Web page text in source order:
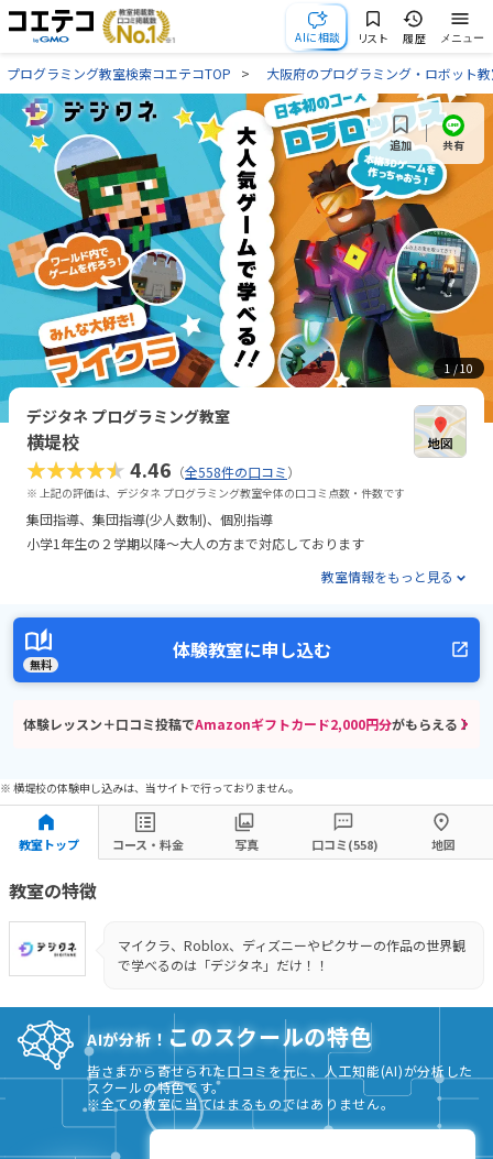
AIに相談 リスト 履歴 メニュー
プログラミング教室検索コエテコTOP 大阪府のプログラミング・ロボット
1 / 10
追加 共有
デジタネ プログラミング教室
横堤校
★★★★★4.46 （全558件の口コミ）
※ 上記の評価は、デジタネ プログラミング教室全体の口コミ点数・件数です
集団指導 集団指導(少人数制)
個別指導
小学1年生の２学期以降～大人の方まで対応しております
教室情報をもっと見る
無料
体験教室に申し込む
体験レッスン＋口コミ投稿でAmazonギフトカード2,000円分がもらえる！
※ 横堤校の体験申し込みは、当サイトで行っておりません。
教室トップ コース・料金 写真 口コミ(558) 地図
教室の特徴
マイクラ、Roblox、ディズニーやピクサーの作品の世界観
で学べるのは「デジタネ」だけ！！
AIが分析！ このスクールの特色
皆さまから寄せられた口コミを元に、人工知能(AI)が分析した
スクールの特色です。
※全ての教室に当てはまるものではありません。